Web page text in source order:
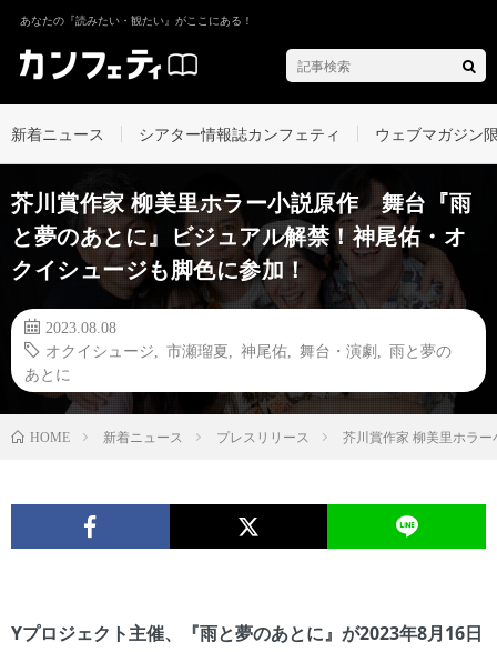
あなたの『読みたい・観たい』がここにある！
新着ニュース シアター情報誌カンフェティ ウェブマガジン
芥川賞作家 柳美里ホラー小説原作 舞台『雨
と夢のあとに』ビジュアル解禁！神尾佑・オ
クイシュージも脚色に参加！
2023.08.08
オクイシュージ
市瀬瑠夏 神尾佑 舞台・演劇
雨と夢の
あとに
HOME 新着ニュース プレスリリース 芥川賞作家 柳美里ホラ
Yプロジェクト主催、『雨と夢のあとに』が2023年8月16日